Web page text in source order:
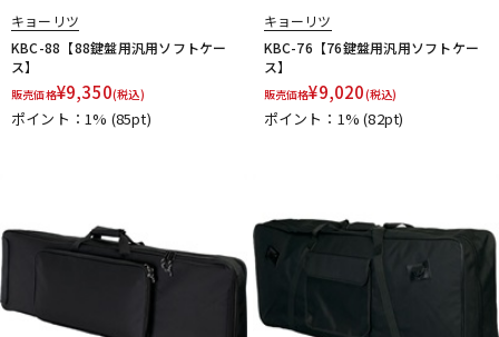
キョーリツ
KBC-88【88鍵盤用汎用ソフトケー
ス】
販売価格¥9,350(税込)
ポイント：1% (85pt)
キョーリツ
KBC-76【76鍵盤用汎用ソフトケー
ス】
販売価格¥9,020(税込)
ポイント：1%(82pt)